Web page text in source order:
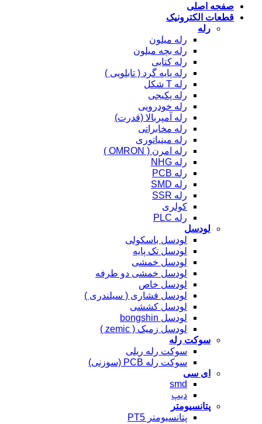
صفحه اصلی
قطعات الکترونیک
رله
رله میلون
رله بچه میلون
رله کتابی
رله پایه گرد ( تابلویی )
رله T شکل
رله پکیجی
رله خودرویی
رله آمپربالا (قدرت)
رله مخابراتی
رله مینیاتوری
رله امرن ( OMRON )
رله NHG
رله PCB
رله SMD
رله SSR
کولری
رله PLC
لودسل
لودسل باسکولی
لودسل تک پایه
لودسل خمشی
لودسل خمشی دو طرفه
لودسل خاص
لودسل فشاری ( سیلندری )
لودسل کششی
لودسل bongshin
لودسل زمیک ( zemic )
سوکت رله
سوکت رله ریلی
سوکت رله PCB (سوزنی)
ای سی
smd
دیپ
پتانسیومتر
پتانسیومتر PT5